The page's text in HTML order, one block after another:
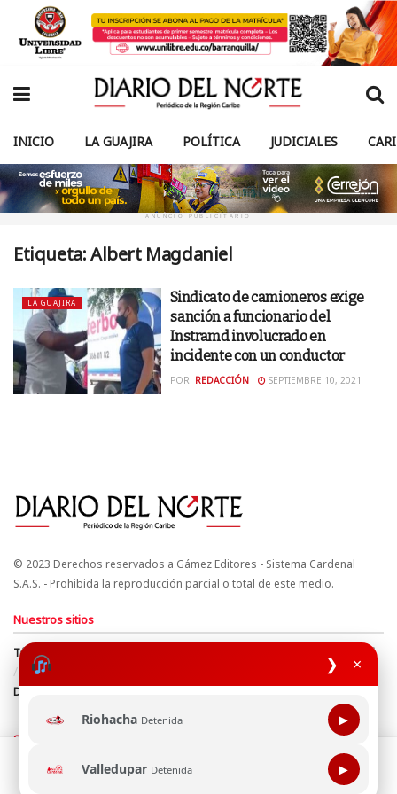
❯ ×
Riohacha Detenida ▶
Valledupar Detenida ▶
INICIO LA GUAJIRA POLÍTICA JUDICIALES
ANUNCIO PUBLICITARIO
Etiqueta:Albert Magdaniel
LA GUAJIRA
Sindicato de camioneros exige
sanción a funcionario del
Instramd involucrado en
incidente con un conductor
POR: REDACCIÓN SEPTIEMBRE 10, 2021
© 2023 Derechos reservados a Gámez Editores - Sistema Cardenal
S.A.S. - Prohibida la reproducción parcial o total de este medio.
Nuestros sitios
Términos y Condiciones
Derechos de Autor y Propiedad Intelectual
Política de uso de cookies
Política de Tratamiento de Datos
Directrices Editoriales
Síguenos
Esta página web usa cookie para mejorar tu experiencia de
navegación, al continuar aceptas nuestra política de uso de